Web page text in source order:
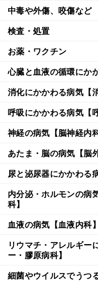
中毒や外傷、咬傷など
検査・処置
お薬・ワクチン
心臓と血液の循環にか
消化にかかわる病気【
呼吸にかかわる病気【
神経の病気【脳神経内科
あたま・脳の病気【脳
尿と泌尿器にかかわる
内分泌・ホルモンの病
科】
血液の病気【血液内科】
リウマチ・アレルギー
ー・膠原病科】
細菌やウイルスでうつ